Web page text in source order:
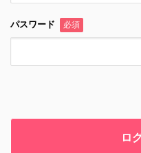
パスワード 必須